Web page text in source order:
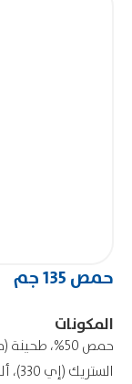
حمص 135 جم
المكونات
الستريك (إي 330)، ألياف الستريك.